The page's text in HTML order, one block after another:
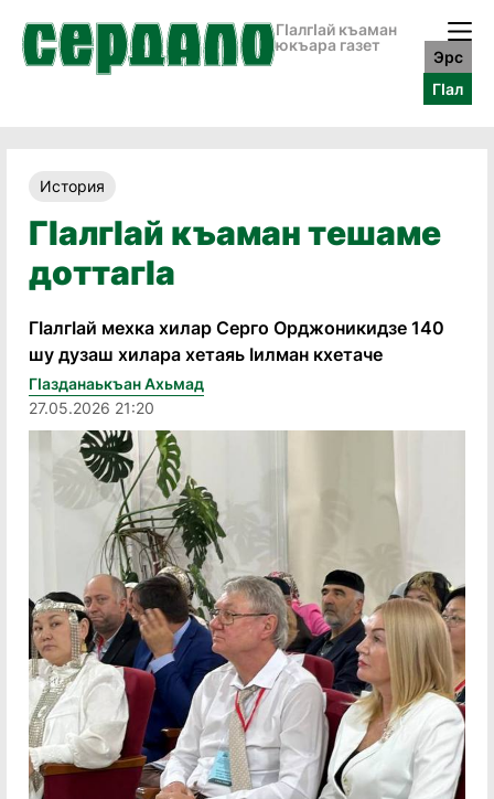
ГӀалгӀай къаман
юкъара газет
Эрс
ГӀал
История
Гӏалгӏай къаман тешаме
доттагӏа
Гӏалгӏай мехка хилар Серго Орджоникидзе 140
шу дузаш хилара хетаяь ӏилман кхетаче
Гӏазданаькъан Ахьмад
27.05.2026 21:20